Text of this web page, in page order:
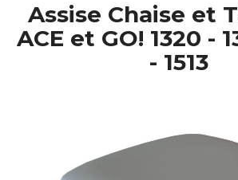
Assise Chaise et
ACE et GO! 1320 -
- 1513